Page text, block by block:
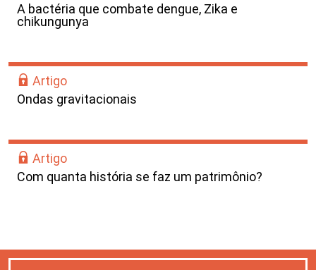
A bactéria que combate dengue, Zika e
chikungunya
Artigo
Ondas gravitacionais
Artigo
Com quanta história se faz um patrimônio?